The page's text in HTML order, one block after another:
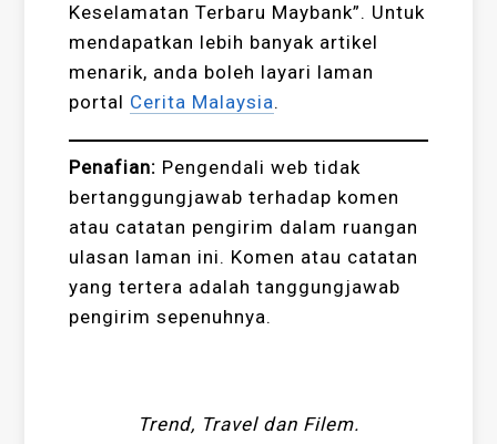
Keselamatan Terbaru Maybank”. Untuk
mendapatkan lebih banyak artikel
menarik, anda boleh layari laman
portal Cerita Malaysia.
Penafian: Pengendali web tidak
bertanggungjawab terhadap komen
atau catatan pengirim dalam ruangan
ulasan laman ini. Komen atau catatan
yang tertera adalah tanggungjawab
pengirim sepenuhnya.
Trend, Travel dan Filem.